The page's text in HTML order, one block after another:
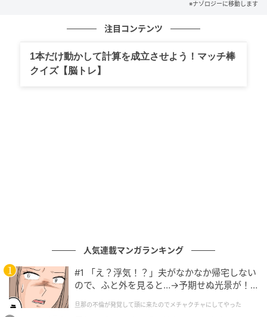
得ようとする求職者を対象にした2つのフィールド実験
と、さまざまな業種の従業員を対象にした4つのオンラ
参加者には、アドバイスをする側にも得るものがある
「アドバイスを求めること」は相手の利益に
もなる
※ナゾロジーに移動します
注目コンテンツ
1本だけ動かして計算を成立させよう！マッチ棒
クイズ【脳トレ】
人気連載マンガランキング
#1 「え？浮気！？」夫がなかなか帰宅しない
ので、ふと外を見ると…→予期せぬ光景が！
クチャにしてやった
旦那の不倫が発覚して頭に来たのでメチャクチャにしてやった